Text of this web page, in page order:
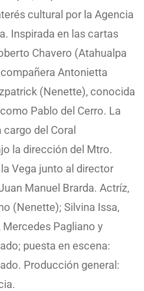
cultural por la Agencia
Inspirada en las cartas
Chavero (Atahualpa
Antonietta
(Nenette), conocida
Pablo del Cerro. La
del Coral
la dirección del Mtro.
Vega junto al director
Manuel Brarda. Actríz,
(Nenette); Silvina Issa,
Mercedes Pagliano y
puesta en escena:
Producción general: